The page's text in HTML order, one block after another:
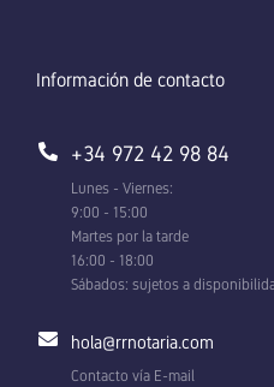
Información de contacto
+34 972 42 98 84
Lunes - Viernes:
9:00 - 15:00
Martes por la tarde
16:00 - 18:00
Sábados: sujetos a
hola@rrnotaria.com
Contacto vía E-mail